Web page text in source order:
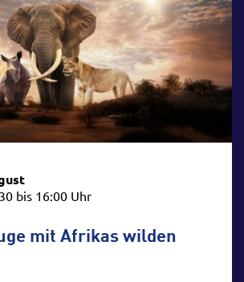
bis 16:00 Uhr
mit Afrikas wilden